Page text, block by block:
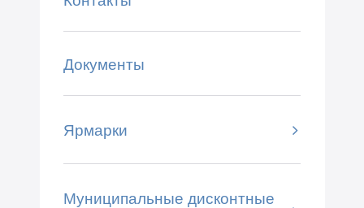
Документы
Ярмарки
Муниципальные дисконтные